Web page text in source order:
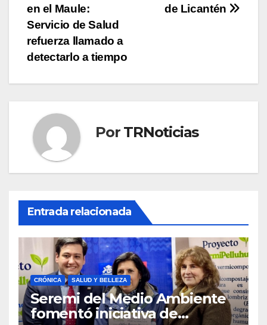
entradas
de Licantén
en el Maule:
Servicio de Salud
refuerza llamado a
detectarlo a tiempo
Por TRNoticias
Entrada relacionada
CRÓNICA SALUD Y BELLEZA
Seremi del Medio Ambiente
fomentó iniciativa de